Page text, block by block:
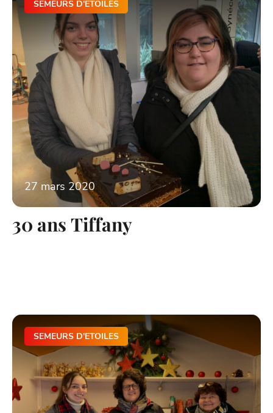
SEMEURS D'ETOILES
27 mars 2020
30 ans Tiffany
SEMEURS D'ETOILES